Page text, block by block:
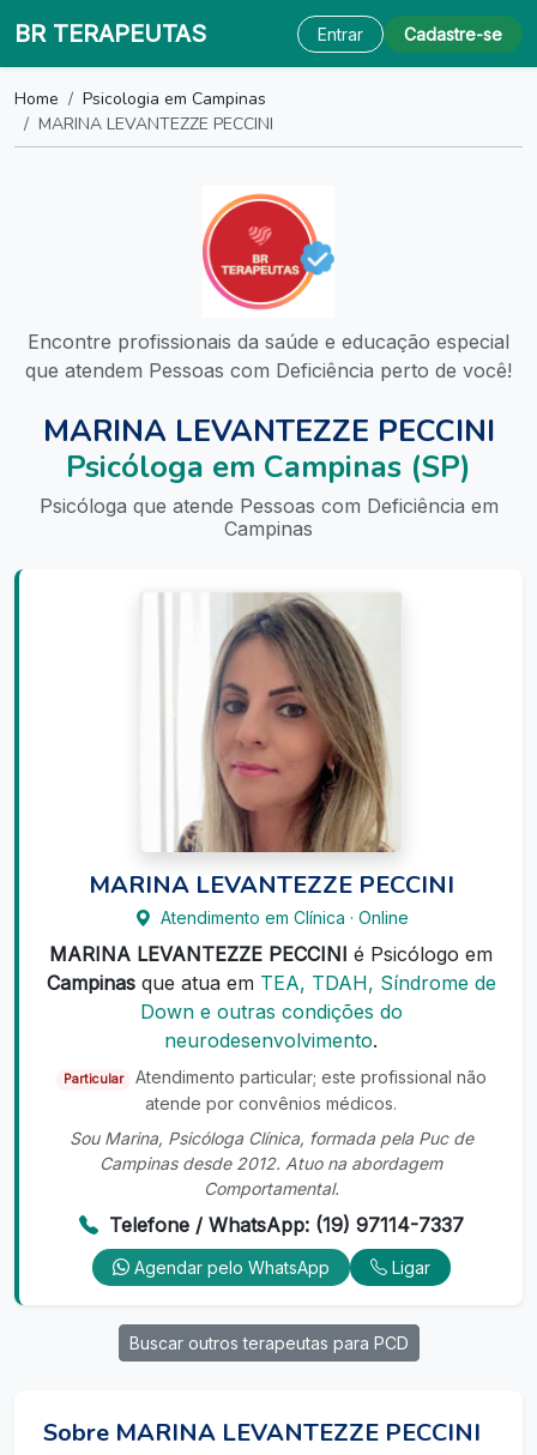
BR TERAPEUTAS Entrar Cadastre-se
Home
Psicologia em Campinas
MARINA LEVANTEZZE PECCINI
Encontre profissionais da saúde e educação especial
que atendem Pessoas com Deficiência perto de você!
MARINA LEVANTEZZE PECCINI
Psicóloga em Campinas (SP)
Psicóloga que atende Pessoas com Deficiência em
Campinas
MARINA LEVANTEZZE PECCINI
Atendimento em Clínica · Online
MARINA LEVANTEZZE PECCINI é Psicólogo em
Campinasque atua em TEA, TDAH, Síndrome de
Down e outras condições do
neurodesenvolvimento.
Particular
Atendimento particular; este profissional não
atende por convênios médicos.
Sou Marina, Psicóloga Clínica, formada pela Puc de
Campinas desde 2012. Atuo na abordagem
Comportamental.
Telefone / WhatsApp: (19) 97114-7337
Agendar pelo WhatsApp Ligar
Buscar outros terapeutas para PCD
Sobre MARINA LEVANTEZZE PECCINI